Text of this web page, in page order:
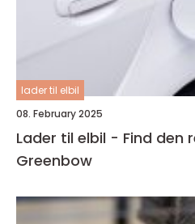
lader til elbil
08. February 2025
Lader til elbil - Find den
Greenbow